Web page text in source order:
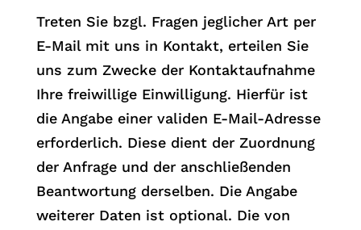
Treten Sie bzgl. Fragen jeglicher Art per
E-Mail mit uns in Kontakt, erteilen Sie
uns zum Zwecke der Kontaktaufnahme
Ihre freiwillige Einwilligung. Hierfür ist
die Angabe einer validen E-Mail-Adresse
erforderlich. Diese dient der Zuordnung
der Anfrage und der anschließenden
Beantwortung derselben. Die Angabe
weiterer Daten ist optional. Die von